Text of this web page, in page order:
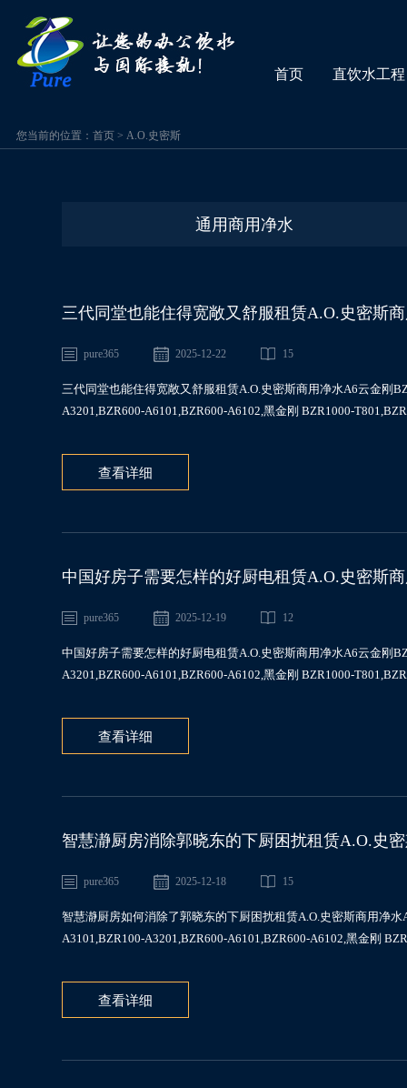
首页 直饮水工程
您当前的位置： 首页> A.O.史密斯
通用商用净水
三代同堂也能住得宽敞又舒服租赁A.O.史密斯
A6101,BZR1000-T801
pure365 2025-12-22 15
三代同堂也能住得宽敞又舒服租赁A.O.史密斯商用净水A6云金刚
A3201,BZR600-A6101,BZR600-A6102,黑金刚 BZR1000-
查看详细
中国好房子需要怎样的好厨电租赁A.O.史密斯
A6101,BZR1000-T801
pure365 2025-12-19 12
中国好房子需要怎样的好厨电租赁A.O.史密斯商用净水A6云金刚
A3201,BZR600-A6101,BZR600-A6102,黑金刚 BZR1000-
查看详细
智慧瀞厨房消除郭晓东的下厨困扰租赁A.O.史
A6101,BZR1000-T801
pure365 2025-12-18 15
智慧瀞厨房如何消除了郭晓东的下厨困扰租赁A.O.史密斯商用净
A3101,BZR100-A3201,BZR600-A6101,BZR600-A6102,黑金刚
查看详细